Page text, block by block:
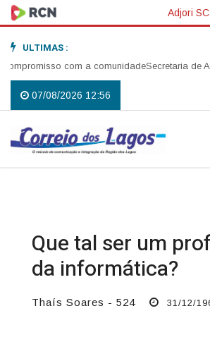
Adjori SC
ULTIMAS :
com a comunidadeSecretaria de
07/08/2026 12:56
Que tal ser um
da informática?
Thaís Soares - 524 31/12/